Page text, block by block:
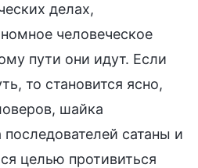
делах,
человеческое
пути они идут. Если
то становится ясно,
шайка
последователей сатаны и
целью противиться